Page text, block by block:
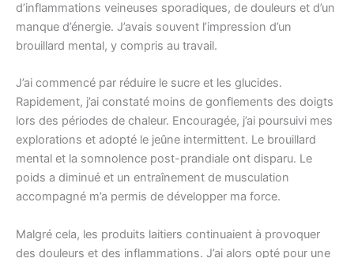
d’inflammations veineuses sporadiques, de douleurs et d’un
manque d’énergie. J’avais souvent l’impression d’un
brouillard mental, y compris au travail.
J’ai commencé par réduire le sucre et les glucides.
Rapidement, j’ai constaté moins de gonflements des doigts
lors des périodes de chaleur. Encouragée, j’ai poursuivi mes
explorations et adopté le jeûne intermittent. Le brouillard
mental et la somnolence post-prandiale ont disparu. Le
poids a diminué et un entraînement de musculation
accompagné m’a permis de développer ma force.
Malgré cela, les produits laitiers continuaient à provoquer
des douleurs et des inflammations. J’ai alors opté pour une